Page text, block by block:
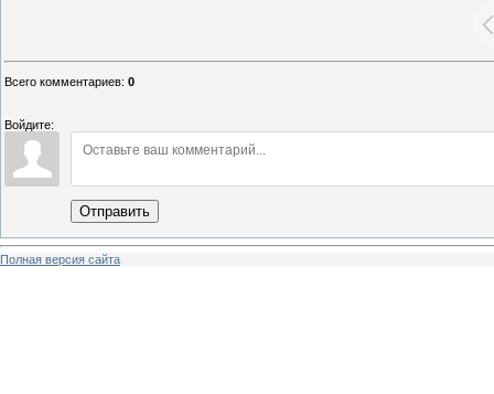
Всего комментариев: 0
Войдите:
Отправить
Полная версия сайта